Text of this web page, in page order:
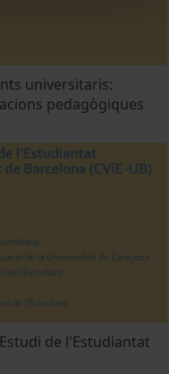
universitaris:
pedagògiques
de l'Estudiantat